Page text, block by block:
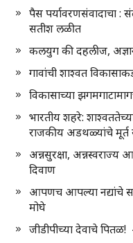
पैस पर्यावरणसंवादाचा
सतीश लळीत
कलयुग की दहलीज,
गावांची शाश्वत
विकासाच्या
भारतीय शहरे:
राजकीय अडथळ्यांचे मूर्त
अन्नसुरक्षा, अन्नस्वराज्य
दिवाण
आपणच आपल्या नद्यांचे
मोघे
जीडीपीच्या देवाचे